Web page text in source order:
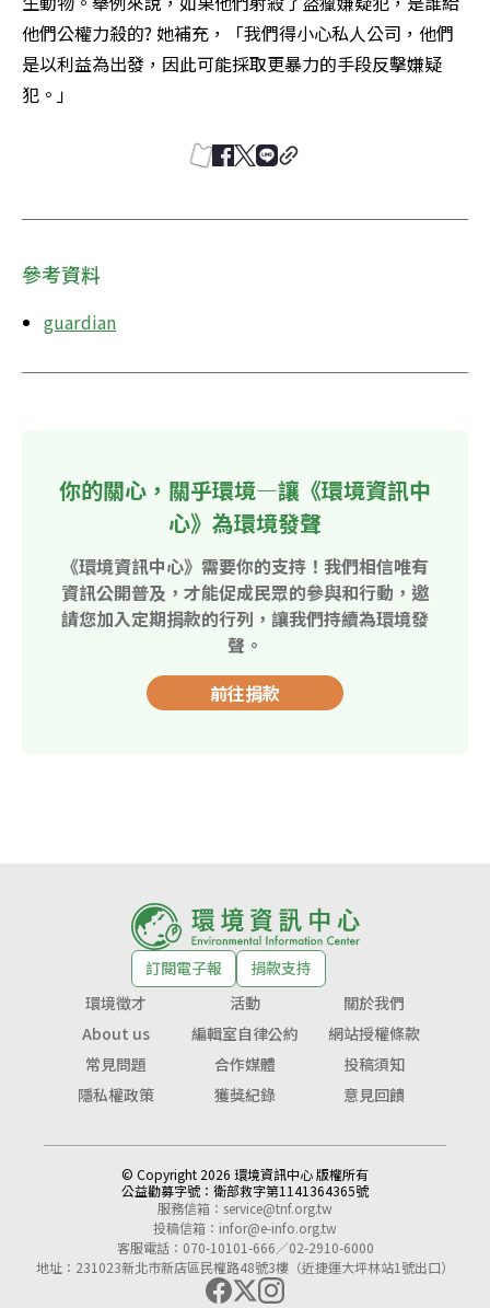
他們公權力殺的? 她補充，「我們得小心私人公司，他們
是以利益為出發，因此可能採取更暴力的手段反擊嫌疑
犯。」
參考資料
guardian
你的關心，關乎環境—讓《環境資訊中
心》為環境發聲
《環境資訊中心》需要你的支持！我們相信唯有
資訊公開普及，才能促成民眾的參與和行動，邀
請您加入定期捐款的行列，讓我們持續為環境發
聲。
前往捐款
訂閱電子報
捐款支持
環境徵才
活動
關於我們
About us
編輯室自律公約
網站授權條款
常見問題
合作媒體
投稿須知
隱私權政策
獲獎紀錄 意見回饋
© Copyright 2026 環境資訊中心 版權所有
公益勸募字號： 衛部救字第1141364365號
服務信箱： service@tnf.org.tw
投稿信箱： infor@e-info.org.tw
客服電話：070-10101-666／02-2910-6000
地址：231023新北市新店區民權路48號3樓（近捷運大坪林站1號出口）